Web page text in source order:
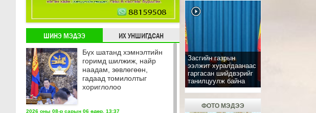
ШИНЭ МЭДЭЭ ИХ УНШИГДСАН
Бүх шатанд хэмнэлтийн
горимд шилжиж, найр
наадам, зөвлөгөөн,
гадаад томилолтыг
хориглолоо
2026 оны 08-р сарын 06 өдөр, 13:37
Засгийн газрын
ээлжит хуралдаанаас
гаргасан шийдвэрийг
танилцуулж байна
ФОТО МЭДЭЭ